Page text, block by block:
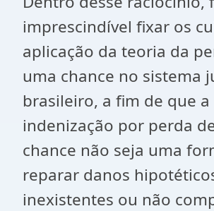
imprescindível fixar os
aplicação da teoria da
uma chance no sistema
brasileiro, a fim de que a
indenização por perda
chance não seja uma
reparar danos
inexistentes ou não